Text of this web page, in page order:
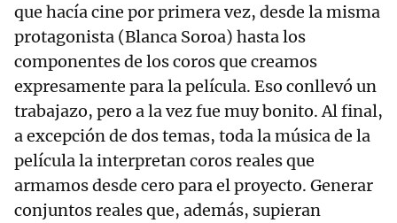
que hacía cine por primera vez, desde la misma
protagonista (Blanca Soroa) hasta los
componentes de los coros que creamos
expresamente para la película. Eso conllevó un
trabajazo, pero a la vez fue muy bonito. Al final,
a excepción de dos temas, toda la música de la
película la interpretan coros reales que
armamos desde cero para el proyecto. Generar
conjuntos reales que, además, supieran